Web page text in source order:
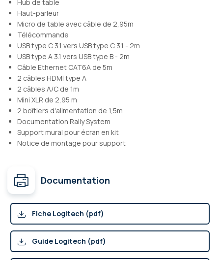
Hub de table
Haut-parleur
Micro de table avec câble de 2,95m
Télécommande
USB type C 3.1 vers USB type C 3.1 - 2m
USB type A 3.1 vers USB type B - 2m
Câble Ethernet CAT6A de 5m
2 câbles HDMI type A
2 câbles A/C de 1m
Mini XLR de 2,95 m
2 boîtiers d'alimentation de 1,5m
Documentation Rally System
Support mural pour écran en kit
Notice de montage pour support
Documentation
Fiche Logitech (pdf)
Guide Logitech (pdf)